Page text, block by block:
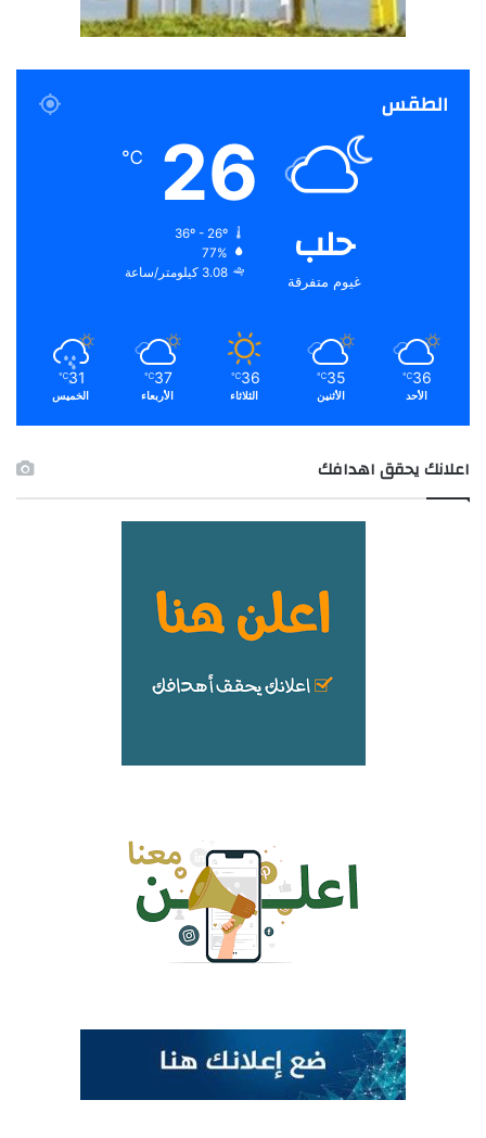
الطقس
حلب
غيوم متفرقة
26
℃
36º - 26º
77%
3.08 كيلومتر/ساعة
36
℃
الأحد
35
℃
الأثنين
36
℃
الثلاثاء
37
℃
الأربعاء
31
℃
الخميس
اعلانك يحقق اهدافك